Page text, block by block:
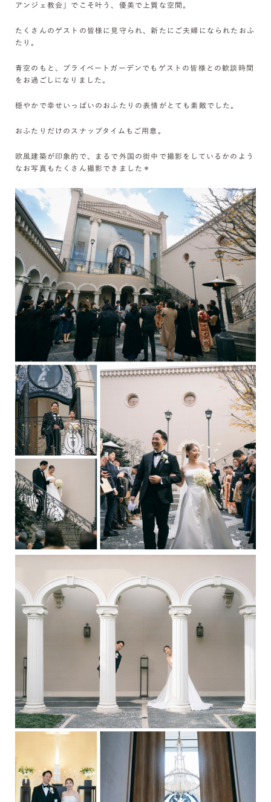
アンジェ教会」でこそ叶う、優美で上質な空間。
たくさんのゲストの皆様に見守られ、新たにご夫婦になられたおふ
たり。
青空のもと、プライベートガーデンでもゲストの皆様との歓談時間
をお過ごしになりました。
穏やかで幸せいっぱいのおふたりの表情がとても素敵でした。
おふたりだけのスナップタイムもご用意。
欧風建築が印象的で、まるで外国の街中で撮影をしているかのよう
なお写真もたくさん撮影できました＊